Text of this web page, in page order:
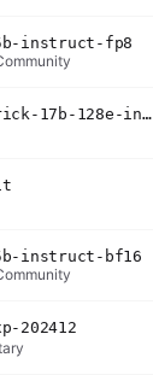
instruct-fp8
llama-4-maverick-17b-128e-instruct
instruct-bf16
202412